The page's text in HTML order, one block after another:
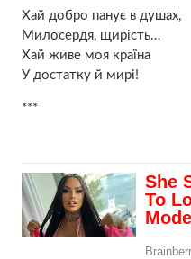
Хай добро панує в душах,
Милосердя, щирість…
Хай живе моя країна
У достатку й мирі!
***